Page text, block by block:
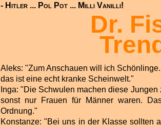
- Hitler ... Pol Pot ... Milli Vanilli!
Dr.
Aleks: "Zum Anschauen will ich
das ist eine echt kranke Scheinwelt."
Inga: "Die Schwulen machen diese
sonst nur Frauen für Männer waren.
Ordnung."
Konstanze: "Bei uns in der Klasse sollten